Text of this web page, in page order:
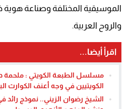
الموسيقية المختلفة وصناعة هوية
والروح العربية.
اقرأ أيضا...
مسلسل الطبعة الكويتي : ملحمة
الكويتيين في وجه أعنف الكوارث
الشيخ رضوان الزيني.. نموذج رائد